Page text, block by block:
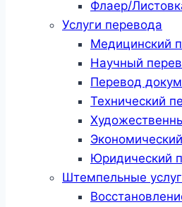
Флаер/
Услуги перевода
Медицинский
Научный
Перевод
Технический
Юридический
Штемпельные